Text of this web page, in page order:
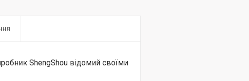
ShengShou відомий своїми